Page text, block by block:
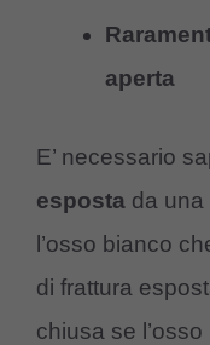
aperta
E’ necessario
esposta da una
l’osso bianco
di frattura
chiusa se